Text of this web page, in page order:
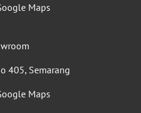
Maps
405, Semarang
Maps